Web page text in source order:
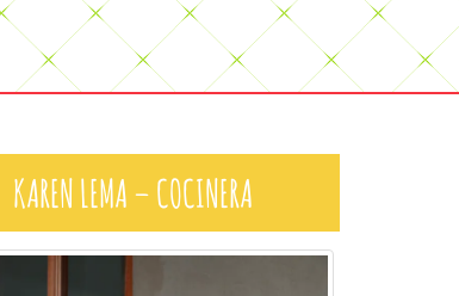
KAREN LEMA – COCINERA